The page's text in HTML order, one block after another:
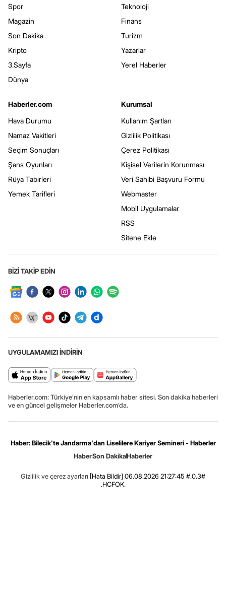
Spor
Magazin
Son Dakika
Kripto
3.Sayfa
Dünya
Teknoloji
Finans
Turizm
Yazarlar
Yerel Haberler
Haberler.com
Hava Durumu
Namaz Vakitleri
Seçim Sonuçları
Şans Oyunları
Rüya Tabirleri
Yemek Tarifleri
Kurumsal
Kullanım Şartları
Gizlilik Politikası
Çerez Politikası
Kişisel Verilerin Korunması
Veri Sahibi Başvuru Formu
Webmaster
Mobil Uygulamalar
RSS
Sitene Ekle
BİZİ TAKİP EDİN
UYGULAMAMIZI İNDİRİN
Haberler.com: Türkiye’nin en kapsamlı haber sitesi. Son dakika haberleri
ve en güncel gelişmeler Haberler.com’da.
Haber: Bilecik'te Jandarma'dan Liselilere Kariyer Semineri - Haberler
HaberSon DakikaHaberler
Gizlilik ve çerez ayarları [Hata Bildir] 06.08.2026 21:27:45 #.0.3#
.HCFOK.